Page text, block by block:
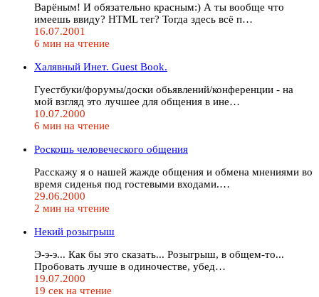
Варёным! И обязательно красным:) А ты вообще что
имеешь ввиду? HTML тег? Тогда здесь всё п…
16.07.2001
6 мин на чтение
Халявный Инет. Guest Book.
Гуестбуки/форумы/доски обьявлений/конференции - на
мой взгляд это лучшее для общения в ине…
10.07.2000
6 мин на чтение
Роскошь человеческого общения
Расскажу я о нашей жажде общения и обмена мнениями во
время сиденья под гостевыми входами.…
29.06.2000
2 мин на чтение
Некий розыгрыш
Э-э-э... Как бы это сказать... Розыгрыш, в общем-то...
Пробовать лучше в одиночестве, убед…
19.07.2000
19 сек на чтение